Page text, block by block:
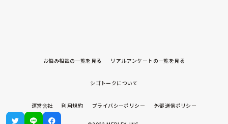
お悩み相談の一覧を見る リアルアンケートの一覧を見る
シゴトークについて
運営会社 利用規約 プライバシーポリシー 外部送信ポリシー